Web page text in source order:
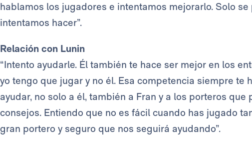
hablamos los jugadores e intentamos mejorarlo. Solo
intentamos hacer”.
Relación con Lunin
“Intento ayudarle. Él también te hace ser mejor en los
yo tengo que jugar y no él. Esa competencia siempre te
ayudar, no solo a él, también a Fran y a los porteros
consejos. Entiendo que no es fácil cuando has jugado
gran portero y seguro que nos seguirá ayudando”.